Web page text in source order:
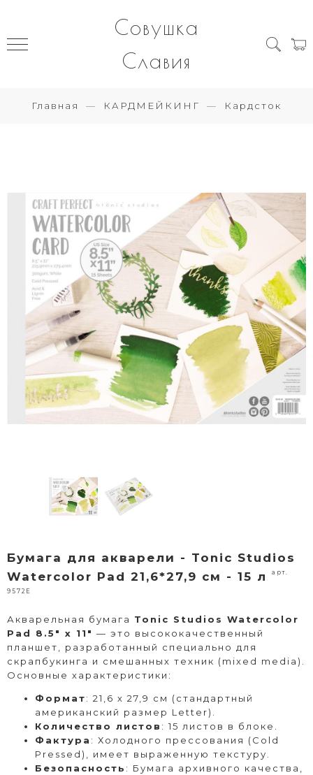
Совушка
Славия
Главная КАРДМЕЙКИНГ Кардсток
Бумага для акварели - Tonic Studios
Watercolor Pad 21,6*27,9 см - 15 л
арт.
9572E
Акварельная бумага Tonic Studios Watercolor
Pad 8.5" x 11" — это высококачественный
планшет, разработанный специально для
скрапбукинга и смешанных техник (mixed media).
Основные характеристики:
Формат: 21,6 х 27,9 см (стандартный
американский размер Letter).
Количество листов : 15 листов в блоке.
Фактура : Холодного прессования (Cold
Pressed), имеет выраженную текстуру.
Безопасность : Бумага архивного качества,